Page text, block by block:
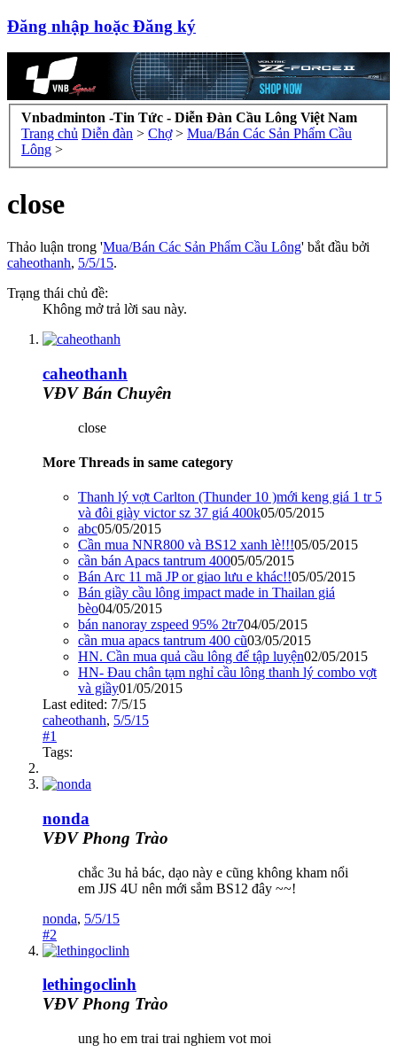
Đăng nhập hoặc Đăng ký
Vnbadminton -Tin Tức - Diễn Đàn Cầu Lông Việt Nam
Trang chủ Diễn đàn > Chợ > Mua/Bán Các Sản Phẩm Cầu
Lông >
close
Thảo luận trong 'Mua/Bán Các Sản Phẩm Cầu Lông' bắt đầu bởi
caheothanh, 5/5/15.
Trạng thái chủ đề:
Không mở trả lời sau này.
caheothanh
VĐV Bán Chuyên
close
More Threads in same category
Thanh lý vợt Carlton (Thunder 10 )mới keng giá 1 tr 5
và đôi giày victor sz 37 giá 400k05/05/2015
abc05/05/2015
Cần mua NNR800 và BS12 xanh lè!!!05/05/2015
cần bán Apacs tantrum 40005/05/2015
Bán Arc 11 mã JP or giao lưu e khác!!05/05/2015
Bán giầy cầu lông impact made in Thailan giá
bèo04/05/2015
bán nanoray zspeed 95% 2tr704/05/2015
cần mua apacs tantrum 400 cũ03/05/2015
HN. Cần mua quả cầu lông để tập luyện02/05/2015
HN- Đau chân tạm nghỉ cầu lông thanh lý combo vợt
và giầy01/05/2015
Last edited: 7/5/15
caheothanh, 5/5/15
#1
Tags:
nonda
VĐV Phong Trào
chắc 3u hả bác, dạo này e cũng không kham nổi
em JJS 4U nên mới sắm BS12 đây ~~!
nonda, 5/5/15
#2
lethingoclinh
VĐV Phong Trào
ung ho em trai trai nghiem vot moi